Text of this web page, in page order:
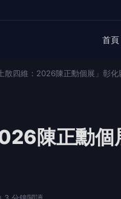
首頁
散四維：2026陳正勳個展」彰化
陳正勳